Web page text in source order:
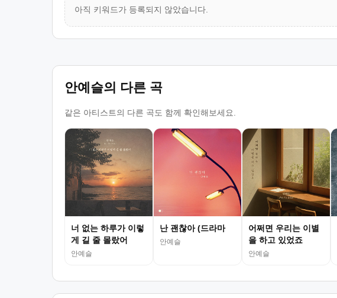
아직 키워드가 등록되지 않았습니다.
안예슬의 다른 곡
같은 아티스트의 다른 곡도 함께 확인해보세요.
너 없는 하루가 이렇
게 길 줄 몰랐어
안예슬
난 괜찮아 (드라마
안예슬
어쩌면 우리는 이별
을 하고 있었죠
안예슬